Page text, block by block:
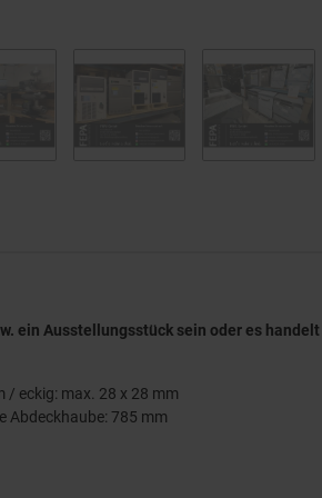
ein Ausstellungsstück sein oder es
/ eckig: max. 28 x 28 mm
Abdeckhaube: 785 mm